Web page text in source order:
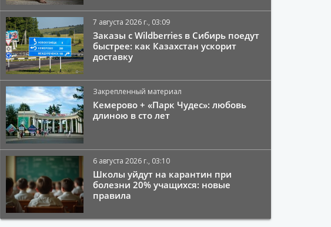
7 августа 2026 г., 03:09
Заказы с Wildberries в Сибирь поедут
быстрее: как Казахстан ускорит
доставку
Закрепленный материал
Кемерово + «Парк Чудес»: любовь
длиною в сто лет
6 августа 2026 г., 03:10
Школы уйдут на карантин при
болезни 20% учащихся: новые
правила